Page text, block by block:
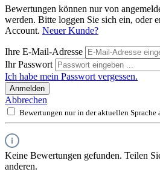
Bewertungen können nur von
werden. Bitte loggen Sie sich ein, oder
Account. Neuer Kunde?
Ihre E-Mail-Adresse
Ihr Passwort
Ich habe mein Passwort vergessen.
Anmelden
Abbrechen
Bewertungen nur in der aktuellen Sprache
Keine Bewertungen gefunden. Teilen
anderen.